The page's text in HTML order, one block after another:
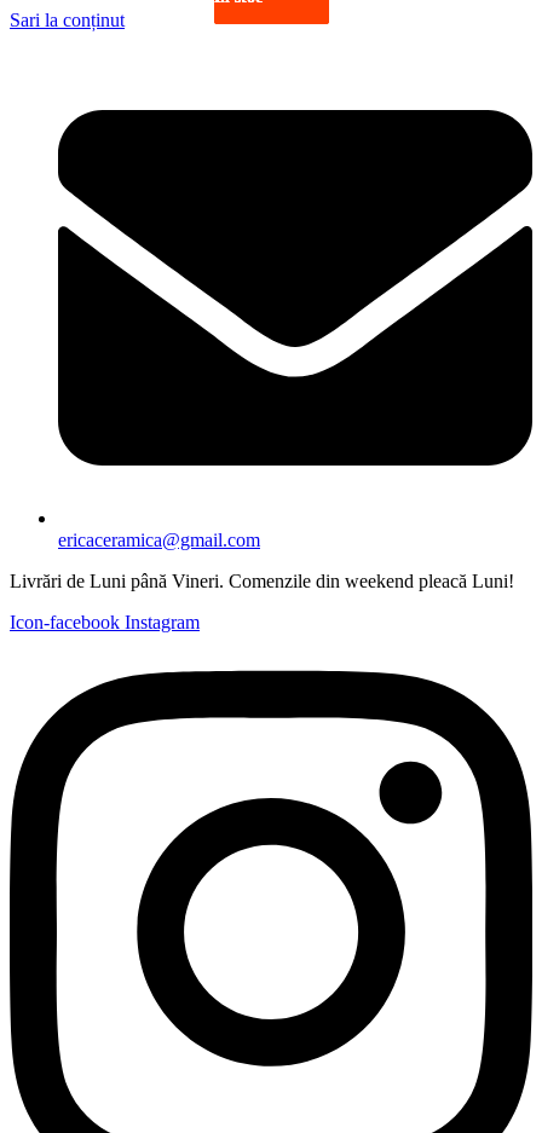
Sari la conținut
ericaceramica@gmail.com
Livrări de Luni până Vineri. Comenzile din weekend pleacă Luni!
Icon-facebook Instagram